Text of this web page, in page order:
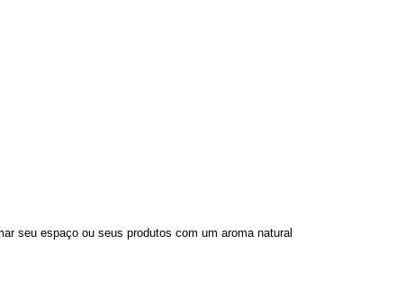
seu espaço ou seus produtos com um aroma natural